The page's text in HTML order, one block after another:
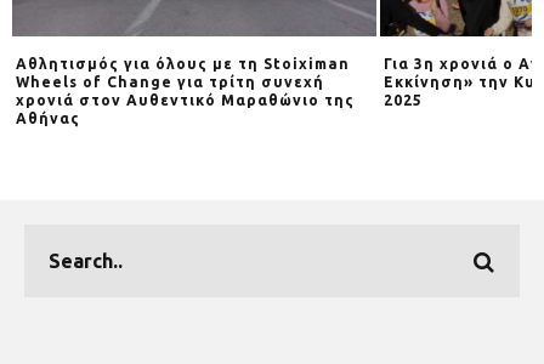
Αθλητισμός για όλους με τη Stoiximan
Wheels of Change για τρίτη συνεχή
χρονιά στον Αυθεντικό Μαραθώνιο της
Αθήνας
Για 3η χρονιά o
Εκκίνηση» την
2025